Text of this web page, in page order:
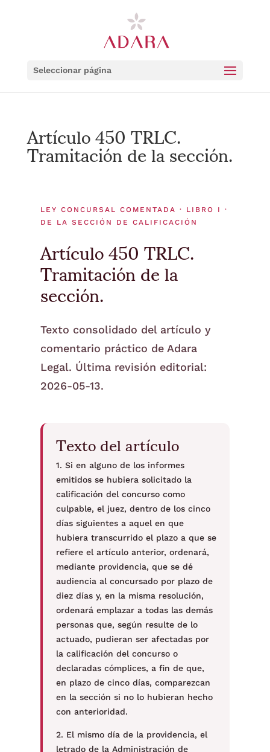
Seleccionar página
Artículo 450 TRLC.
Tramitación de la sección.
LEY CONCURSAL COMENTADA · LIBRO I ·
DE LA SECCIÓN DE CALIFICACIÓN
Artículo 450 TRLC.
Tramitación de la
sección.
Texto consolidado del artículo y
comentario práctico de Adara
Legal. Última revisión editorial:
2026-05-13.
Texto del artículo
1. Si en alguno de los informes
emitidos se hubiera solicitado la
calificación del concurso como
culpable, el juez, dentro de los cinco
días siguientes a aquel en que
hubiera transcurrido el plazo a que se
refiere el artículo anterior, ordenará,
mediante providencia, que se dé
audiencia al concursado por plazo de
diez días y, en la misma resolución,
ordenará emplazar a todas las demás
personas que, según resulte de lo
actuado, pudieran ser afectadas por
la calificación del concurso o
declaradas cómplices, a fin de que,
en plazo de cinco días, comparezcan
en la sección si no lo hubieran hecho
con anterioridad.
2. El mismo día de la providencia, el
letrado de la Administración de